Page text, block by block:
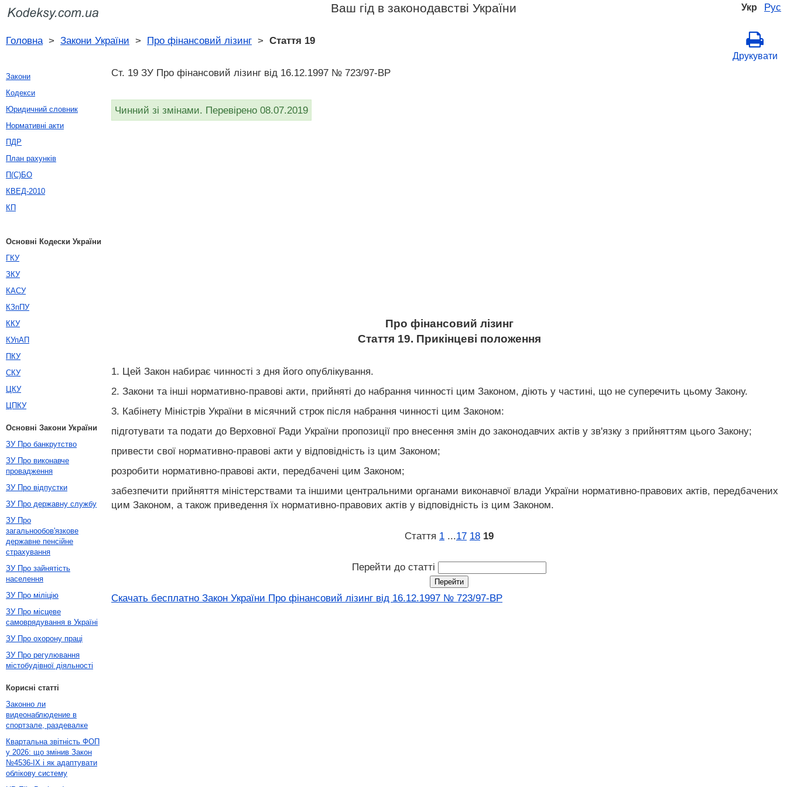
Укр Рус
Ваш гід в законодавстві України
Головна> Закони України > Про фінансовий лізинг > Стаття 19
Друкувати
Ст. 19 ЗУ Про фінансовий лізинг вiд 16.12.1997 № 723/97-ВР
Чинний зі змінами. Перевірено 08.07.2019
Про фінансовий лізинг
Стаття 19. Прикінцеві положення
1. Цей Закон набирає чинності з дня його опублікування.
2. Закони та інші нормативно-правові акти, прийняті до набрання чинності цим Законом, діють у частині, що не суперечить цьому Закону.
3. Кабінету Міністрів України в місячний строк після набрання чинності цим Законом:
підготувати та подати до Верховної Ради України пропозиції про внесення змін до законодавчих актів у зв'язку з прийняттям цього Закону;
привести свої нормативно-правові акти у відповідність із цим Законом;
розробити нормативно-правові акти, передбачені цим Законом;
забезпечити прийняття міністерствами та іншими центральними органами виконавчої влади України нормативно-правових актів, передбачених
цим Законом, а також приведення їх нормативно-правових актів у відповідність із цим Законом.
Стаття 1 ...17 18 19
Перейти до статті
Скачать бесплатно Закон України Про фінансовий лізинг вiд 16.12.1997 № 723/97-ВР
Закони
Кодекси
Юридичний словник
Нормативні акти
ПДР
План рахунків
П(С)БО
КВЕД-2010
КП
Основні Кодески України
ГКУ
ЗКУ
КАСУ
КЗпПУ
ККУ
КУпАП
ПКУ
СКУ
ЦКУ
ЦПКУ
Основні Закони України
ЗУ Про банкрутство
ЗУ Про виконавче
провадження
ЗУ Про відпустки
ЗУ Про державну службу
ЗУ Про
загальнообов'язкове
державне пенсійне
страхування
ЗУ Про зайнятість
населення
ЗУ Про міліцію
ЗУ Про місцеве
самоврядування в Україні
ЗУ Про охорону праці
ЗУ Про регулювання
містобудівної діяльності
Корисні статті
Законно ли
видеонаблюдение в
спортзале, раздевалке
Квартальна звітність ФОП
у 2026: що змінив Закон
№4536-IX і як адаптувати
облікову систему